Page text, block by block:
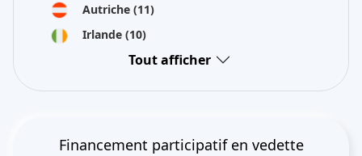
Autriche (11)
Irlande (10)
Tout afficher
Financement participatif en vedette